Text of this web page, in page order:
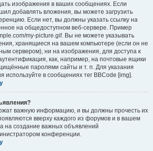
изображения в ваших сообщениях. Если
добавлять вложения, вы можете загрузить
Если нет, вы должны указать ссылку на
на общедоступном веб-сервере. Пример
my-picture.gif. Вы не можете указывать
хранящиеся на вашем компьютере (если он не
сервером), ни на изображения, для доступа к
как, например, на почтовые ящики
паролями сайты и т. п. Для указания
используйте в сообщениях тег BBCode [img].
важную информацию, и вы должны прочесть их
вверху каждого из форумов и в вашем
на создание важных объявлений
конференции.